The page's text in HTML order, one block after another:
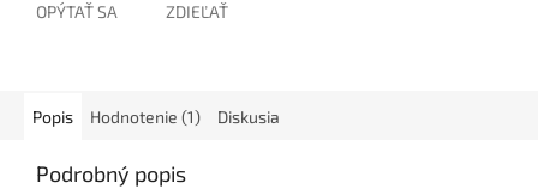
OPÝTAŤ SA ZDIEĽAŤ
Popis Hodnotenie (1) Diskusia
Podrobný popis